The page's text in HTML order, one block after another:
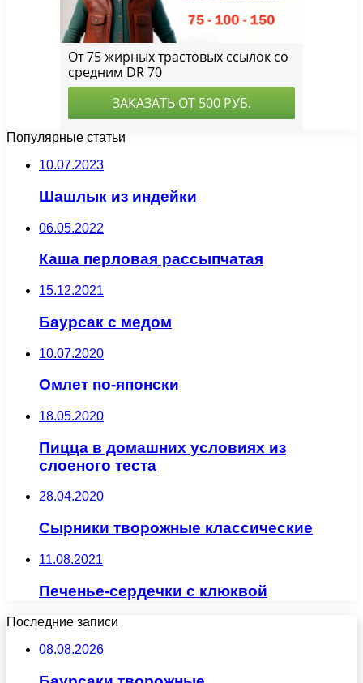
Популярные статьи
10.07.2023
Шашлык из индейки
06.05.2022
Каша перловая рассыпчатая
15.12.2021
Баурсак с медом
10.07.2020
Омлет по-японски
18.05.2020
Пицца в домашних условиях из
слоеного теста
28.04.2020
Сырники творожные классические
11.08.2021
Печенье-сердечки с клюквой
Последние записи
08.08.2026